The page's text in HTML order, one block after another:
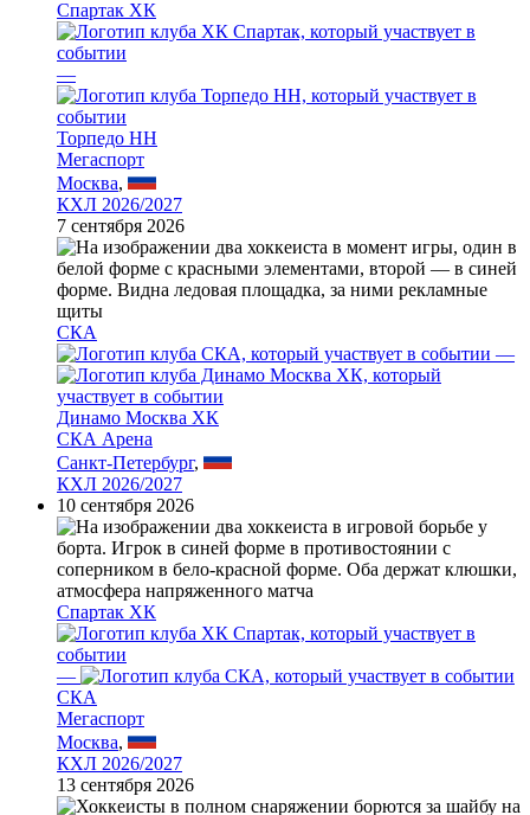
Спартак ХК
—
Торпедо НН
Мегаспорт
Москва,
КХЛ 2026/2027
7 сентября 2026
СКА
—
Динамо Москва ХК
СКА Арена
Санкт-Петербург,
КХЛ 2026/2027
10 сентября 2026
Спартак ХК
—
СКА
Мегаспорт
Москва,
КХЛ 2026/2027
13 сентября 2026